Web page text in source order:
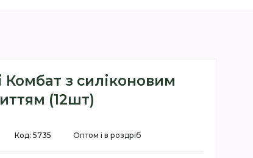
Комбат з силіконовим
(12шт)
Оптом і в роздріб
Код: 5735